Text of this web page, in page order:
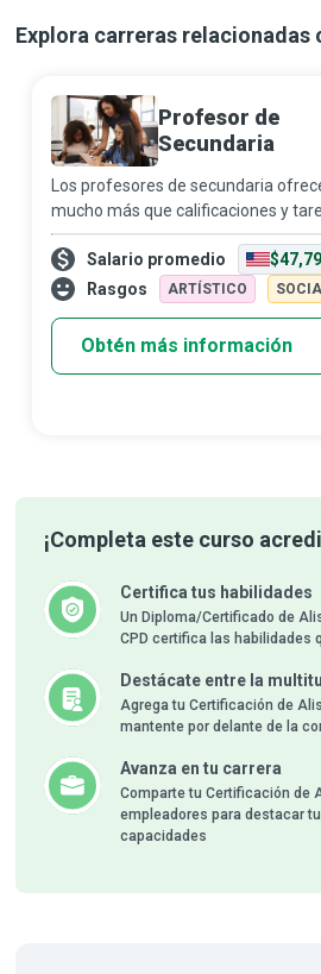
Explora carreras relacionadas
Profesor de
Secundaria
Los profesores de secundaria
mucho más que calificaciones y
brindan una educación que forma
y el corazón de sus estudiantes. Les
ayudan a desarrollar habilidades
Salario promedio
Rasgos
ARTÍSTICO
Obtén más información
¡Completa este curso
Certifica tus habilidades
Un Diploma/Certificado de
CPD certifica las habilidades
Destácate entre la
Agrega tu Certificación de
mantente por delante de la
Avanza en tu carrera
Comparte tu Certificación de
empleadores para destacar
capacidades